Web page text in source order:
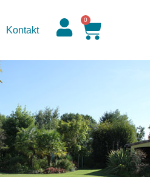
Kontakt
0